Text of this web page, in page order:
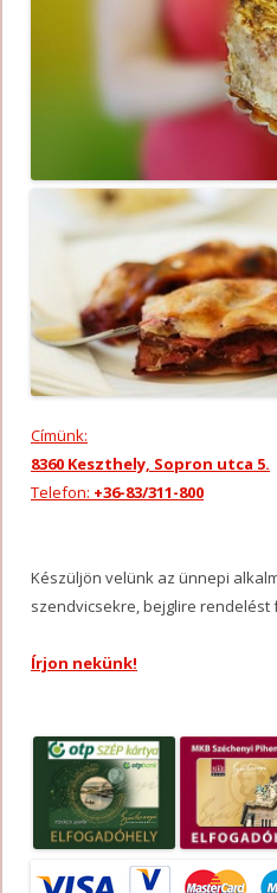
Címünk:
8360 Keszthely, Sopron utca 5.
Telefon: +36-83/311-800
Készüljön velünk az ünnepi
szendvicsekre, bejglire rendelést
Írjon nekünk!